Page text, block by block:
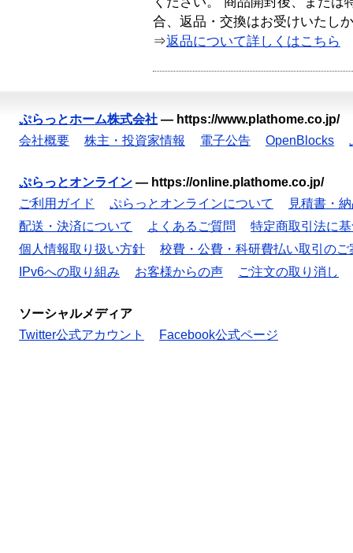
合、返品・交換はお受けいたし
⇒返品について詳しくはこちら
ぷらっとホーム株式会社 — https://www.plathome.co.jp/
会社概要
株主・投資家情報 電子公告 OpenBlocks
ぷらっとオンライン — https://online.plathome.co.jp/
ご利用ガイド
ぷらっとオンラインについて
見積書・
配送・決済について
よくあるご質問
特定商取引法に
個人情報取り扱い方針
校費・公費・科研費払い取引のご
IPv6への取り組み
お客様からの声 ご注文の取り消し
ソーシャルメディア
Twitter公式アカウント
Facebook公式ページ